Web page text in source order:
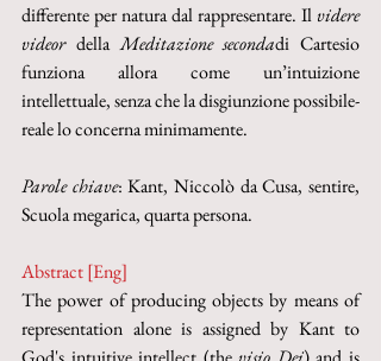
differente per natura dal rappresentare. Il videre
videor della Meditazione secondadi Cartesio
funziona allora come un’intuizione
intellettuale, senza che la disgiunzione possibile-
reale lo concerna minimamente.
Parole chiave: Kant, Niccolò da Cusa, sentire,
Scuola megarica, quarta persona.
Abstract [Eng]
The power of producing objects by means of
representation alone is assigned by Kant to